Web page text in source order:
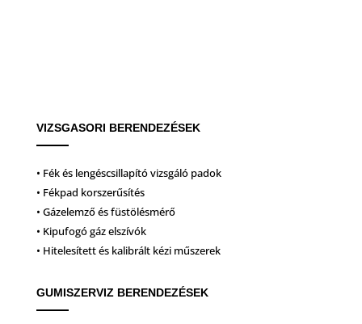
VIZSGASORI BERENDEZÉSEK
• Fék és lengéscsillapító vizsgáló padok
• Fékpad korszerűsítés
• Gázelemző és füstölésmérő
• Kipufogó gáz elszívók
• Hitelesített és kalibrált kézi műszerek
GUMISZERVIZ BERENDEZÉSEK